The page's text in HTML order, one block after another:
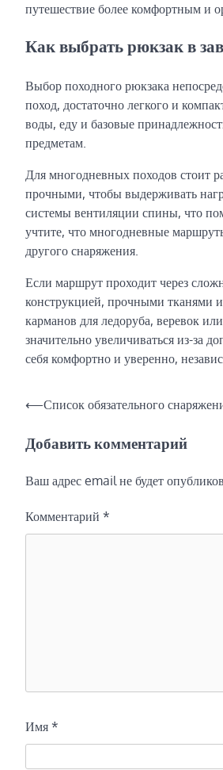
путешествие более комфортным и
Как выбрать рюкзак в
Выбор походного рюкзака
поход, достаточно легкого и
воды, еду и базовые
предметам.
Для многодневных походов стоит
прочными, чтобы выдерживать
системы вентиляции спины, что
учтите, что многодневные
другого снаряжения.
Если маршрут проходит через
конструкцией, прочными тканями
карманов для ледоруба, веревок
значительно увеличиваться из-за
себя комфортно и уверенно,
Навигация
записям
⟵Список обязательного
Добавить комментарий
Ваш адрес email не будет
Комментарий *
Имя *